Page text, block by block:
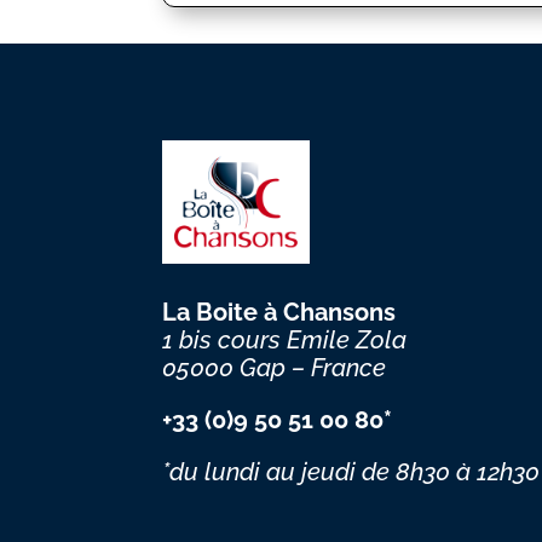
La Boite à Chansons
1 bis cours Emile Zola
05000 Gap – France
+33 (0)9 50 51 00 80*
*du lundi au jeudide 8h30 à 12h30